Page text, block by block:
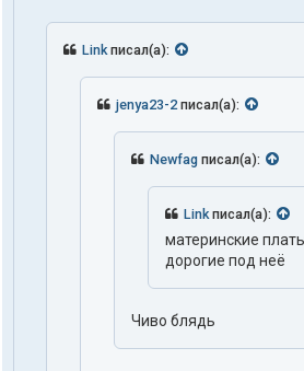
h
o
Linkписал(а):
jenya23-2писал(а):
Newfag писал(а):
Linkписал(а):
материнские
дорогие под неё
Чиво блядь